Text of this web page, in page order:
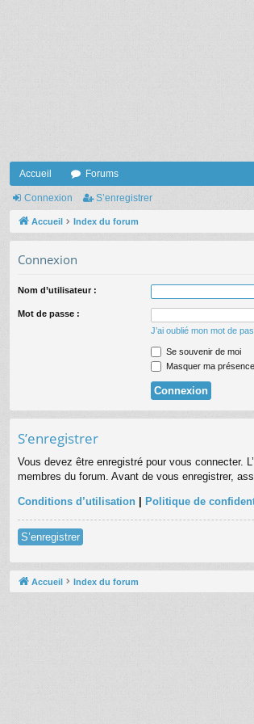
Accueil Forums
Connexion S’enregistrer
Accueil Index du forum
Connexion
Nom d’utilisateur :
Mot de passe :
J’ai oublié mon mot de
Se souvenir de moi
Masquer ma
S’enregistrer
Vous devez être enregistré pour vous connecter.
membres du forum. Avant de vous enregistrer,
Conditions d’utilisation | Politique de
S’enregistrer
Accueil Index du forum